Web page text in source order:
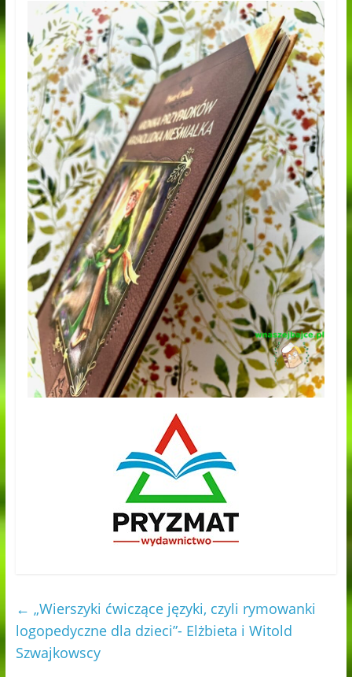
← „Wierszyki ćwiczące języki, czyli rymowanki
logopedyczne dla dzieci”- Elżbieta i Witold
Szwajkowscy